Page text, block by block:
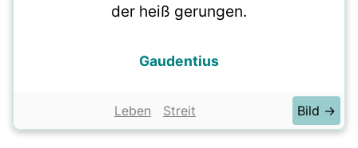
der heiß gerungen.
Gaudentius
Leben Streit Bild →